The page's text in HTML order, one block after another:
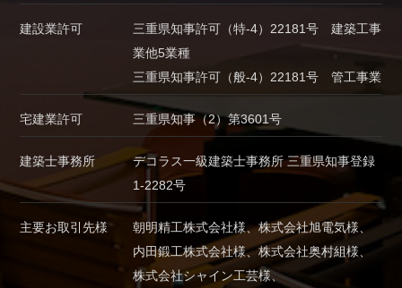
建設業許可
三重県知事許可（特-4）22181号 建築工事
業他5業種
三重県知事許可（般-4）22181号 管工事業
宅建業許可 三重県知事（2）第3601号
建築士事務所
デコラス一級建築士事務所 三重県知事登録
1-2282号
主要お取引先様 朝明精工株式会社様、株式会社旭電気様、
内田鍛工株式会社様、株式会社奥村組様、
株式会社シャイン工芸様、